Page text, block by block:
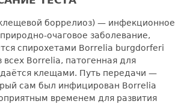
боррелиоз) — инфекционное
очаговое заболевание,
спирохетами Borrelia burgdorferi
всех Borrelia, патогенная для
клещами. Путь передачи —
сам был инфицирован Borrelia
временем для развития